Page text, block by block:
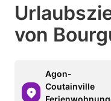
von
Agon-
Coutainville